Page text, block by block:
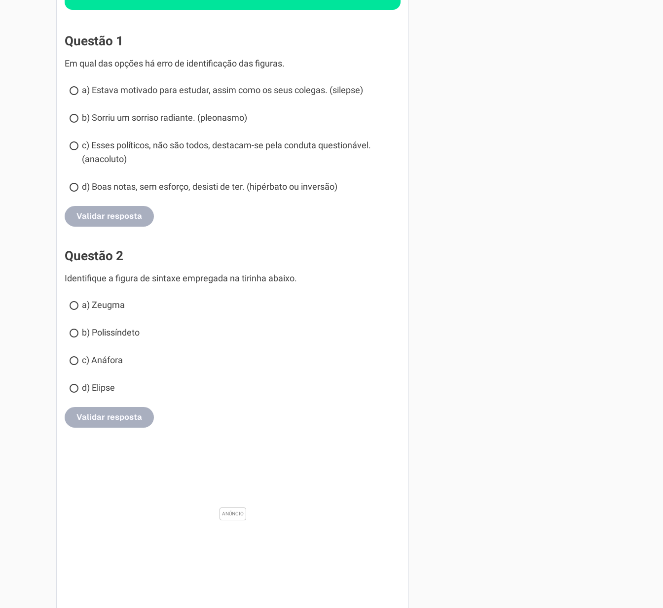
Questão 1
Em qual das opções há erro de identificação das figuras.
a) Estava motivado para estudar, assim como os seus colegas. (silepse)
b) Sorriu um sorriso radiante. (pleonasmo)
c) Esses políticos, não são todos, destacam-se pela conduta questionável.
(anacoluto)
d) Boas notas, sem esforço, desisti de ter. (hipérbato ou inversão)
Validar resposta
Questão 2
Identifique a figura de sintaxe empregada na tirinha abaixo.
a) Zeugma
b) Polissíndeto
c) Anáfora
d) Elipse
Validar resposta